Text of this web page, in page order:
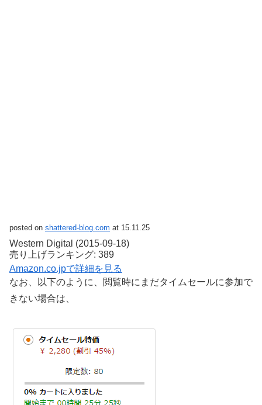
posted on shattered-blog.com at 15.11.25
Western Digital (2015-09-18)
売り上げランキング: 389
Amazon.co.jpで詳細を見る
なお、以下のように、閲覧時にまだタイムセールに参加で
きない場合は、